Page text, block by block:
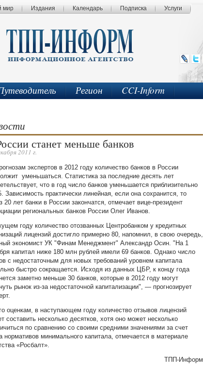
мир Издания Календарь Подписка Услуги
Регион CCI-Inform
станет меньше банков
2011 г.
экспертов в 2012 году количество банков в России
уменьшаться. Статистика за последние десять лет
что в год число банков уменьшается приблизительно
Зависимость практически линейная, если она сохранится, то
20 лет банки в России закончатся, отмечает вице-президент
региональных банков России Олег Иванов.
году количество отозванных Центробанком у кредитных
лицензий достигло примерно 80, напомнил, в свою очередь,
экономист УК "Финам Менеджмент" Александр Осин. "На 1
капитал ниже 180 млн рублей имели 69 банков. Однако число
с недостаточным для новых требований уровнем капитала
быстро сокращается. Исходя из данных ЦБР, к концу года
заметно меньше 30 банков, которые в 2012 году могут
рынок из-за недостаточной капитализации", — прогнозирует
оценкам, в наступающем году количество отзывов лицензий
составить несколько десятков, хотя оно может несколько
по сравнению со своими средними значениями за счет
нормативов минимального капитала, отмечается в материале
«Росбалт».
ТПП-Информ